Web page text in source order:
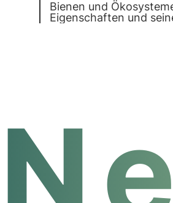
Bienen und
Eigenschaften und